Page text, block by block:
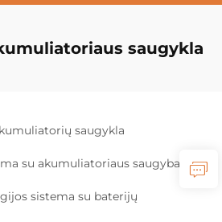
saugykla
saugykla
su akumuliatoriaus saugyba
sistema su baterijų